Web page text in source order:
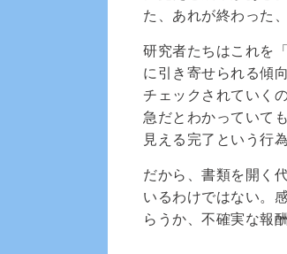
た、あれが終わった
研究者たちはこれを
に引き寄せられる傾
チェックされていく
急だとわかっていて
見える完了という行
だから、書類を開く
いるわけではない。
らうか、不確実な報